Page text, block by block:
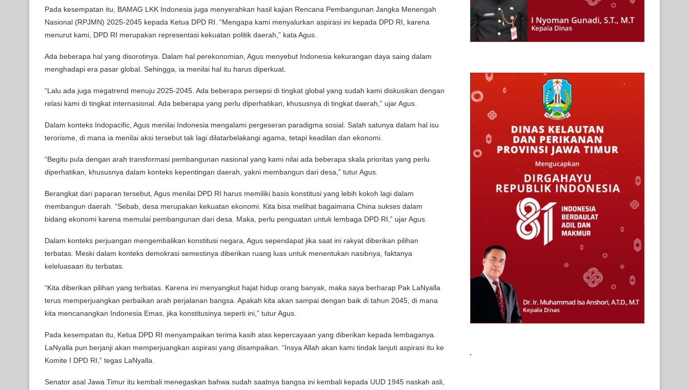
Pada kesempatan itu, BAMAG LKK Indonesia juga menyerahkan hasil kajian Rencana Pembangunan Jangka Menengah
Nasional (RPJMN) 2025-2045 kepada Ketua DPD RI. “Mengapa kami menyalurkan aspirasi ini kepada DPD RI, karena
menurut kami, DPD RI merupakan representasi kekuatan politik daerah,” kata Agus.
Ada beberapa hal yang disorotinya. Dalam hal perekonomian, Agus menyebut Indonesia kekurangan daya saing dalam
menghadapi era pasar global. Sehingga, ia menilai hal itu harus diperkuat.
“Lalu ada juga megatrend menuju 2025-2045. Ada beberapa persepsi di tingkat global yang sudah kami diskusikan dengan
relasi kami di tingkat internasional. Ada beberapa yang perlu diperhatikan, khususnya di tingkat daerah,” ujar Agus.
Dalam konteks Indopacific, Agus menilai Indonesia mengalami pergeseran paradigma sosial. Salah satunya dalam hal isu
terorisme, di mana ia menilai aksi tersebut tak lagi dilatarbelakangi agama, tetapi keadilan dan ekonomi.
“Begitu pula dengan arah transformasi pembangunan nasional yang kami nilai ada beberapa skala prioritas yang perlu
diperhatikan, khususnya dalam konteks kepentingan daerah, yakni membangun dari desa,” tutur Agus.
Berangkat dari paparan tersebut, Agus menilai DPD RI harus memiliki basis konstitusi yang lebih kokoh lagi dalam
membangun daerah. “Sebab, desa merupakan kekuatan ekonomi. Kita bisa melihat bagaimana China sukses dalam
bidang ekonomi karena memulai pembangunan dari desa. Maka, perlu penguatan untuk lembaga DPD RI,” ujar Agus.
Dalam konteks perjuangan mengembalikan konstitusi negara, Agus sependapat jika saat ini rakyat diberikan pilihan
terbatas. Meski dalam konteks demokrasi semestinya diberikan ruang luas untuk menentukan nasibnya, faktanya
keleluasaan itu terbatas.
“Kita diberikan pilihan yang terbatas. Karena ini menyangkut hajat hidup orang banyak, maka saya berharap Pak LaNyalla
terus memperjuangkan perbaikan arah perjalanan bangsa. Apakah kita akan sampai dengan baik di tahun 2045, di mana
kita mencanangkan Indonesia Emas, jika konstitusinya seperti ini,” tutur Agus.
Pada kesempatan itu, Ketua DPD RI menyampaikan terima kasih atas kepercayaan yang diberikan kepada lembaganya.
LaNyalla pun berjanji akan memperjuangkan aspirasi yang disampaikan. “Insya Allah akan kami tindak lanjuti aspirasi itu ke
Komite I DPD RI,” tegas LaNyalla.
Senator asal Jawa Timur itu kembali menegaskan bahwa sudah saatnya bangsa ini kembali kepada UUD 1945 naskah asli,